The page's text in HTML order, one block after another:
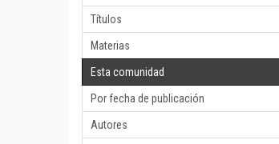
Títulos
Materias
Esta comunidad
Por fecha de publicación
Autores